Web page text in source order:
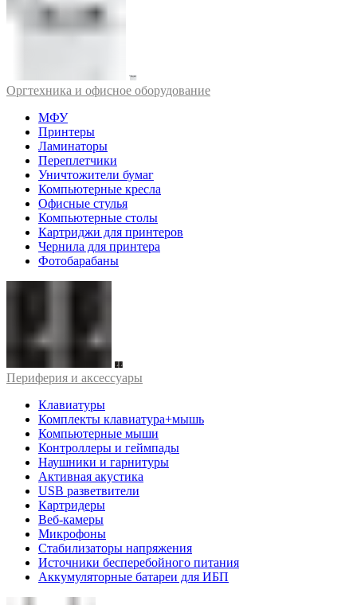
Оргтехника и офисное оборудование
МФУ
Принтеры
Ламинаторы
Переплетчики
Уничтожители бумаг
Компьютерные кресла
Офисные стулья
Компьютерные столы
Картриджи для принтеров
Чернила для принтера
Фотобарабаны
Периферия и аксессуары
Клавиатуры
Комплекты клавиатура+мышь
Компьютерные мыши
Контроллеры и геймпады
Наушники и гарнитуры
Активная акустика
USB разветвители
Картридеры
Веб-камеры
Микрофоны
Стабилизаторы напряжения
Источники бесперебойного питания
Аккумуляторные батареи для ИБП